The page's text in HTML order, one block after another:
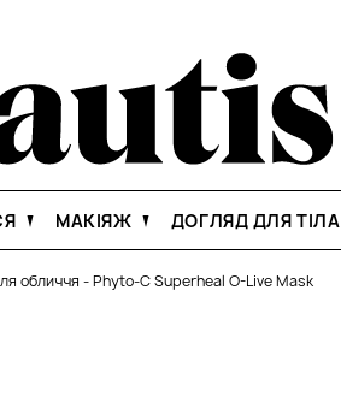
МАКІЯЖ ДОГЛЯД ДЛЯ ТІЛА
обличчя -Phyto-C Superheal O-Live Mask